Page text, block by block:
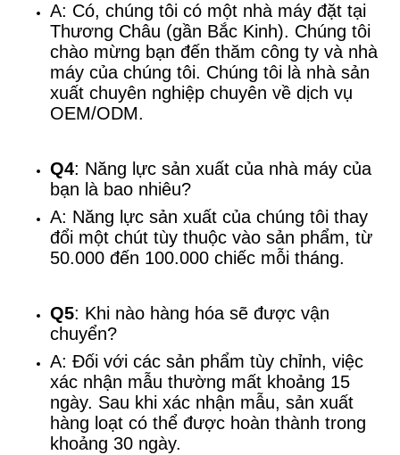
A: Có, chúng tôi có một nhà máy đặt tại
Thương Châu (gần Bắc Kinh). Chúng tôi
chào mừng bạn đến thăm công ty và nhà
máy của chúng tôi. Chúng tôi là nhà sản
xuất chuyên nghiệp chuyên về dịch vụ
OEM/ODM.
Q4: Năng lực sản xuất của nhà máy của
bạn là bao nhiêu?
A: Năng lực sản xuất của chúng tôi thay
đổi một chút tùy thuộc vào sản phẩm, từ
50.000 đến 100.000 chiếc mỗi tháng.
Q5: Khi nào hàng hóa sẽ được vận
chuyển?
A: Đối với các sản phẩm tùy chỉnh, việc
xác nhận mẫu thường mất khoảng 15
ngày. Sau khi xác nhận mẫu, sản xuất
hàng loạt có thể được hoàn thành trong
khoảng 30 ngày.